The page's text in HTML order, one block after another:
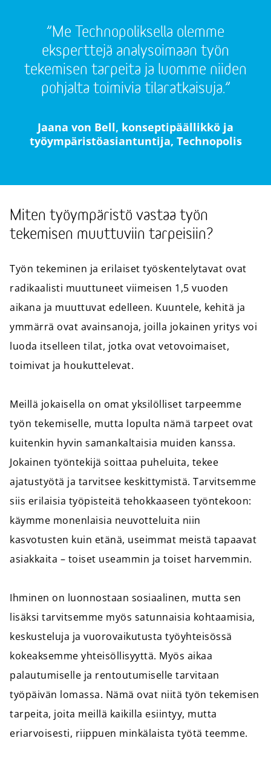
”Me Technopoliksella olemme
eksperttejä analysoimaan työn
tekemisen tarpeita ja luomme niiden
pohjalta toimivia tilaratkaisuja.”
Jaana von Bell, konseptipäällikkö ja
työympäristöasiantuntija, Technopolis
Miten työympäristö vastaa työn
tekemisen muuttuviin tarpeisiin?
Työn tekeminen ja erilaiset työskentelytavat ovat
radikaalisti muuttuneet viimeisen 1,5 vuoden
aikana ja muuttuvat edelleen. Kuuntele, kehitä ja
ymmärrä ovat avainsanoja, joilla jokainen yritys voi
luoda itselleen tilat, jotka ovat vetovoimaiset,
toimivat ja houkuttelevat.
Meillä jokaisella on omat yksilölliset tarpeemme
työn tekemiselle, mutta lopulta nämä tarpeet ovat
kuitenkin hyvin samankaltaisia muiden kanssa.
Jokainen työntekijä soittaa puheluita, tekee
ajatustyötä ja tarvitsee keskittymistä. Tarvitsemme
siis erilaisia työpisteitä tehokkaaseen työntekoon:
käymme monenlaisia neuvotteluita niin
kasvotusten kuin etänä, useimmat meistä tapaavat
asiakkaita – toiset useammin ja toiset harvemmin.
Ihminen on luonnostaan sosiaalinen, mutta sen
lisäksi tarvitsemme myös satunnaisia kohtaamisia,
keskusteluja ja vuorovaikutusta työyhteisössä
kokeaksemme yhteisöllisyyttä. Myös aikaa
palautumiselle ja rentoutumiselle tarvitaan
työpäivän lomassa. Nämä ovat niitä työn tekemisen
tarpeita, joita meillä kaikilla esiintyy, mutta
eriarvoisesti, riippuen minkälaista työtä teemme.